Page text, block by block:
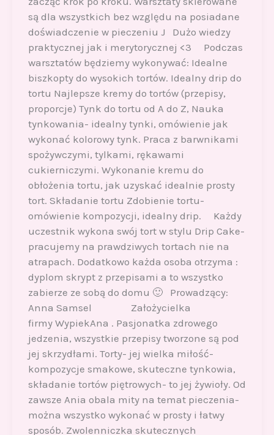
są dla wszystkich bez względu na posiadane
doświadczenie w pieczeniu J Dużo wiedzy
praktycznej jak i merytorycznej <3 Podczas
warsztatów będziemy wykonywać: Idealne
biszkopty do wysokich tortów. Idealny drip do
tortu Najlepsze kremy do tortów (przepisy,
proporcje) Tynk do tortu od A do Z, Nauka
tynkowania- idealny tynki, omówienie jak
wykonać kolorowy tynk. Praca z barwnikami
spożywczymi, tylkami, rękawami
cukierniczymi. Wykonanie kremu do
obłożenia tortu, jak uzyskać idealnie prosty
tort. Składanie tortu Zdobienie tortu-
omówienie kompozycji, idealny drip. Każdy
uczestnik wykona swój tort w stylu Drip Cake-
pracujemy na prawdziwych tortach nie na
atrapach. Dodatkowo każda osoba otrzyma :
dyplom skrypt z przepisami a to wszystko
zabierze ze sobą do domu 🙂 Prowadzący:
Anna Samsel Założycielka
firmy WypiekAna . Pasjonatka zdrowego
jedzenia, wszystkie przepisy tworzone są pod
jej skrzydłami. Torty- jej wielka miłość-
kompozycje smakowe, skuteczne tynkowia,
składanie tortów piętrowych- to jej żywioły. Od
zawsze Ania obala mity na temat pieczenia-
można wszystko wykonać w prosty i łatwy
sposób. Zwolenniczka skutecznych